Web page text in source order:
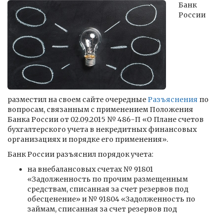
Банк
России
разместил на своем сайте очередныеРазъяснения по
вопросам, связанным с применением Положения
Банка России от 02.09.2015 № 486-П «О Плане счетов
бухгалтерского учета в некредитных финансовых
организациях и порядке его применения».
Банк России разъяснил порядок учета:
на внебалансовых счетах № 91801
«Задолженность по прочим размещенным
средствам, списанная за счет резервов под
обесценение» и № 91804 «Задолженность по
займам, списанная за счет резервов под